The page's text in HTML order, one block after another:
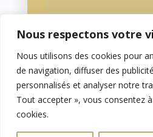
Nous respectons votre
Nous utilisons des cookies pour
de navigation, diffuser des
personnalisés et analyser notre
Tout accepter », vous consentez
cookies.
15 + 12=